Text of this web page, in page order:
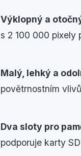
Výklopný a
s 2 100 000 pixely
Malý, lehký a
povětrnostním
Dva sloty pro
podporuje karty